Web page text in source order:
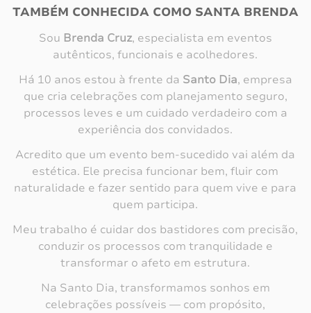
TAMBÉM CONHECIDA COMO SANTA BRENDA
Sou Brenda Cruz, especialista em eventos
autênticos, funcionais e acolhedores.
Há 10 anos estou à frente da Santo Dia, empresa
que cria celebrações com planejamento seguro,
processos leves e um cuidado verdadeiro com a
experiência dos convidados.
Acredito que um evento bem-sucedido vai além da
estética. Ele precisa funcionar bem, fluir com
naturalidade e fazer sentido para quem vive e para
quem participa.
Meu trabalho é cuidar dos bastidores com precisão,
conduzir os processos com tranquilidade e
transformar o afeto em estrutura.
Na Santo Dia, transformamos sonhos em
celebrações possíveis — com propósito,